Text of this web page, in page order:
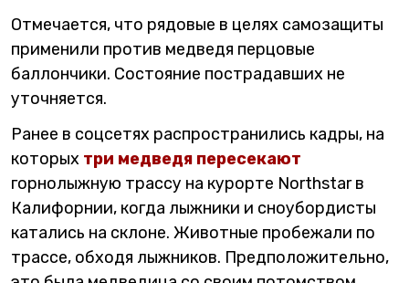
Отмечается, что рядовые в целях самозащиты
применили против медведя перцовые
баллончики. Состояние пострадавших не
уточняется.
Ранее в соцсетях распространились кадры, на
которых три медведя пересекают
горнолыжную трассу на курорте Northstar в
Калифорнии, когда лыжники и сноубордисты
катались на склоне. Животные пробежали по
трассе, обходя лыжников. Предположительно,